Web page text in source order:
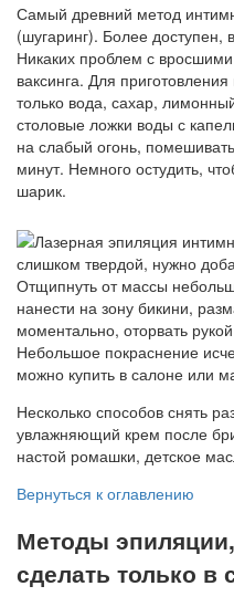
Самый древний метод
(шугаринг). Более
Никаких проблем с
ваксинга. Для
только вода, сахар,
столовые ложки воды с
на слабый огонь,
минут. Немного остудить,
шарик.
слишком твердой, нужно
Отщипнуть от массы
нанести на зону бикини,
моментально, оторвать
Небольшое покраснение
можно купить в салоне или
Несколько способов снять
увлажняющий крем после
настой ромашки, детское
Вернуться к оглавлению
Методы
сделать только в